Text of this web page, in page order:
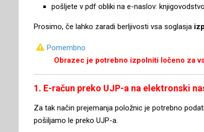
pošljete v pdf obliki na e-naslov:
Prosimo, če lahko zaradi berljivosti vsa soglasja
Pomembno
Obrazec je potrebno izpolniti ločeno za
1. E-račun preko UJP-a na elektronski
Za tak način prejemanja položnic je potrebno
pošiljamo le preko UJP-a.